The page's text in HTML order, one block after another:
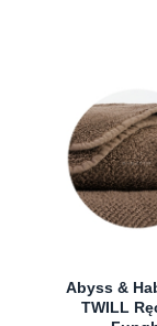
do
Abyss &
TWILL